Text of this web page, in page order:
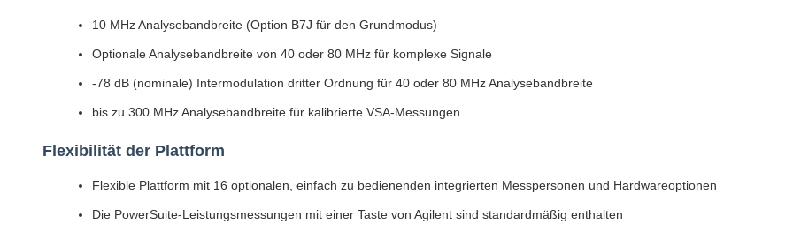
10 MHz Analysebandbreite (Option B7J für den Grundmodus)
Optionale Analysebandbreite von 40 oder 80 MHz für komplexe Signale
-78 dB (nominale) Intermodulation dritter Ordnung für 40 oder 80 MHz Analysebandbreite
bis zu 300 MHz Analysebandbreite für kalibrierte VSA-Messungen
Flexibilität der Plattform
Flexible Plattform mit 16 optionalen, einfach zu bedienenden integrierten Messpersonen und Hardwareoptionen
Die PowerSuite-Leistungsmessungen mit einer Taste von Agilent sind standardmäßig enthalten